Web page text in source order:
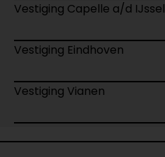
Vestiging Capelle a/d IJssel
Vestiging Eindhoven
Vestiging Vianen